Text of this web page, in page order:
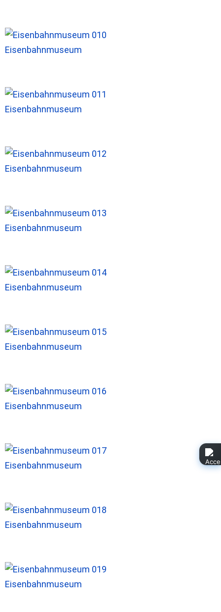
Eisenbahnmuseum
Eisenbahnmuseum
Eisenbahnmuseum
Eisenbahnmuseum
Eisenbahnmuseum
Eisenbahnmuseum
Eisenbahnmuseum
Eisenbahnmuseum
Eisenbahnmuseum
Eisenbahnmuseum